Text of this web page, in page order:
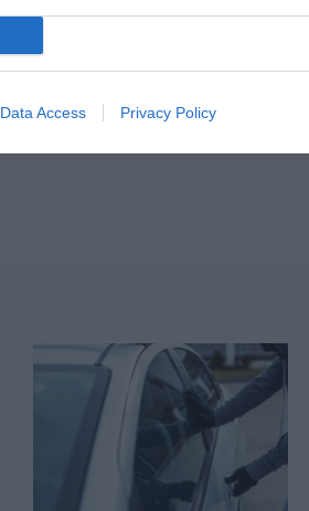
Data Access Privacy Policy